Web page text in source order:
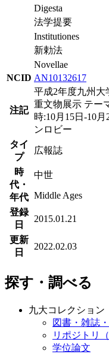
Digesta
法学提要
Institutiones
新勅法
Novellae
NCID AN10132617
注記
平成2年度九州大
重文物展示 テー
時:10月15日-10
ンロビー
タイ
プ
広報誌
時
代・
年代
中世
Middle Ages
登録
日
2015.01.21
更新
日
2022.02.03
探す・調べる
九大コレクション
図書・雑誌
リポジトリ（
学位論文